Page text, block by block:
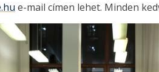
e-mail címen lehet. Minden